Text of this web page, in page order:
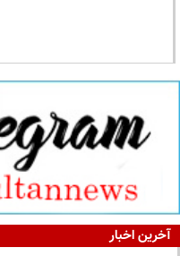
آخرین اخبار